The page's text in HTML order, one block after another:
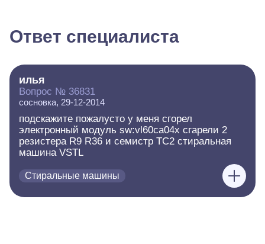
Ответ специалиста
илья
Вопрос № 36831
сосновка, 29-12-2014
подскажите пожалусто у меня сгорел
электронный модуль sw:vl60ca04x сгарели 2
резистера R9 R36 и семистр TC2 стиральная
машина VSTL
Стиральные машины